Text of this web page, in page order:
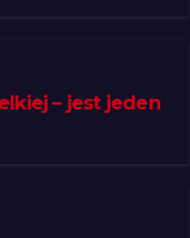
– jest jeden